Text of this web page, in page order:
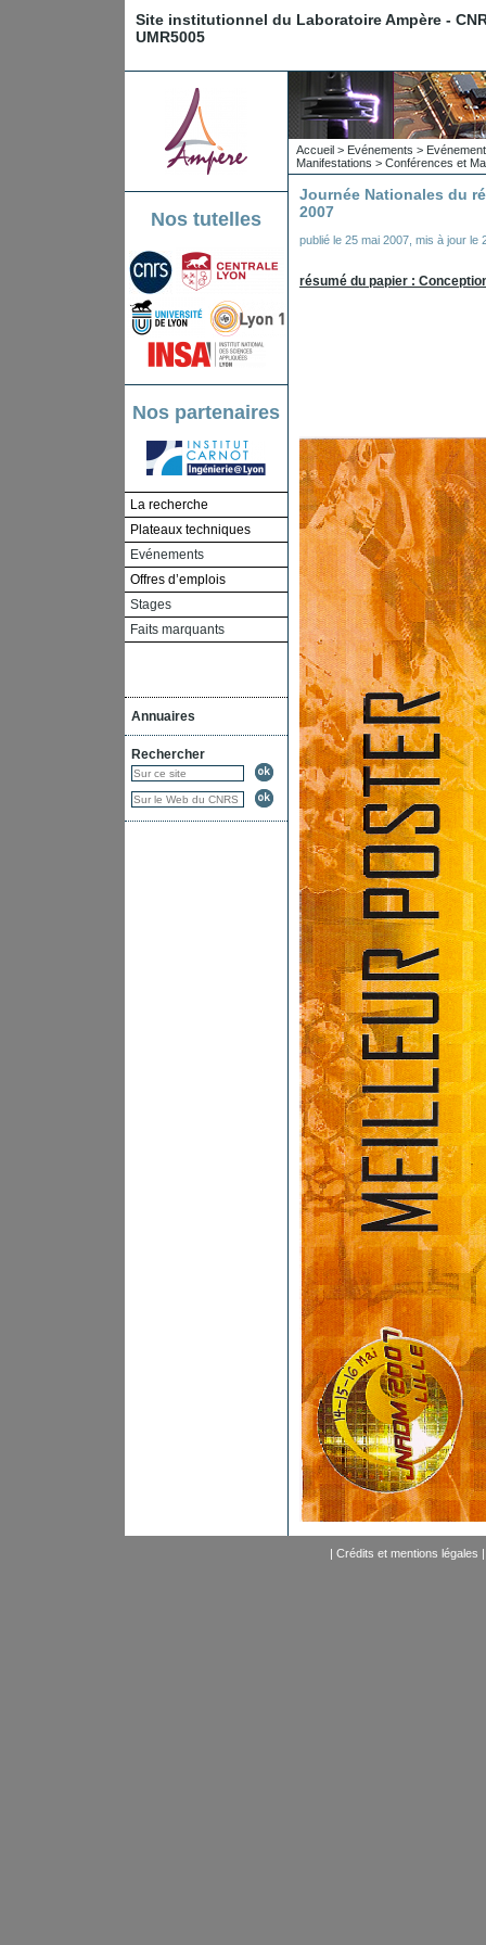
Site institutionnel du Laboratoire Ampère -
UMR5005
Nos tutelles
Nos partenaires
La recherche
Plateaux techniques
Evénements
Offres d’emplois
Stages
Faits marquants
Annuaires
Rechercher
Accueil > Evénements >
Manifestations > Conférences et
Journée Nationales du
2007
publié le 25 mai 2007 mis à jour le
résumé du papier :
| Crédits et mentions légales